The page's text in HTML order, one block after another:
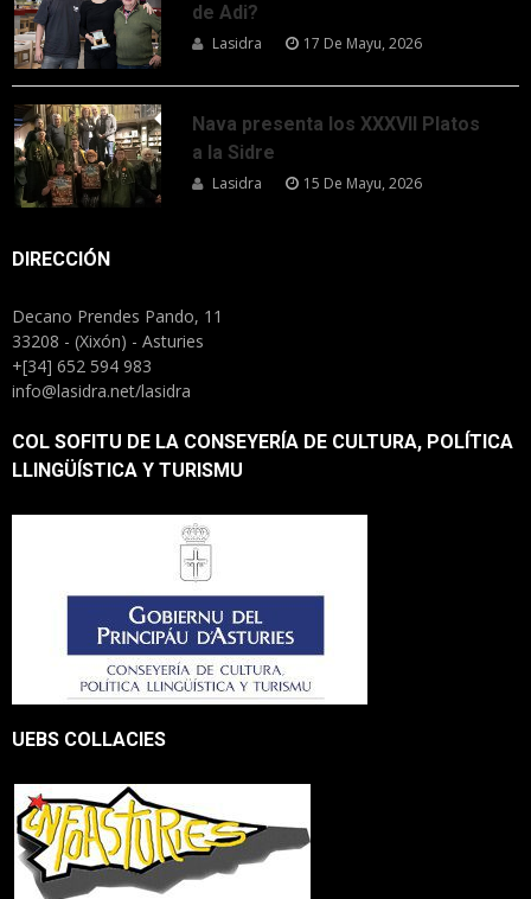
de Adi?
Lasidra 17 De Mayu, 2026
Nava presenta los XXXVII Platos
a la Sidre
Lasidra 15 De Mayu, 2026
DIRECCIÓN
Decano Prendes Pando, 11
33208 - (Xixón) - Asturies
+[34] 652 594 983
info@lasidra.net/lasidra
COL SOFITU DE LA CONSEYERÍA DE CULTURA, POLÍTICA
LLINGÜÍSTICA Y TURISMU
UEBS COLLACIES